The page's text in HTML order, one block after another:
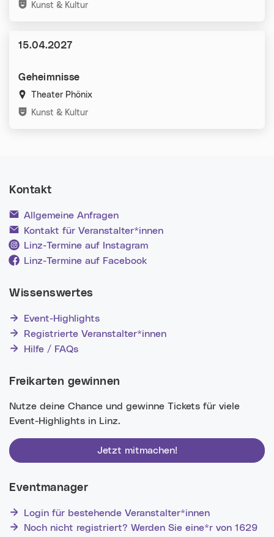
Kategorien:
Kunst & Kultur
Geheimnisse
Theater Phönix
Kategorien:
Kunst & Kultur
Datum:
15.04.2027
Kontakt
Allgemeine Anfragen
Kontakt für Veranstalter*innen
Linz-Termine auf Instagram
Linz-Termine auf Facebook
Wissenswertes
Event-Highlights
Registrierte Veranstalter*innen
Hilfe / FAQs
Freikarten gewinnen
Nutze deine Chance und gewinne Tickets für viele
Event-Highlights in Linz.
Jetzt mitmachen!
Eventmanager
Login für bestehende Veranstalter*innen
Noch nicht registriert? Werden Sie eine*r von 1629